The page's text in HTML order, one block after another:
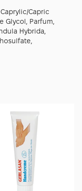
цього м'яко зніміть
дрібною
оброблену зону
втрати вологи.
Capric
Glycol, Parfum,
Hybrida,